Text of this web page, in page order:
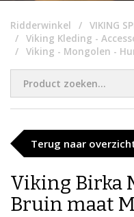
Ridderwinkel
VIKING
Viking Kleding -
Viking - Mongolen -
Terug naar
Viking Birka
Bruin maat M